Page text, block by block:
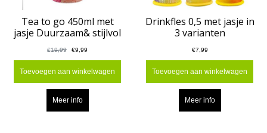
Tea to go 450ml met
jasje Duurzaam& stijlvol
€19,99 €9,99
Toevoegen aan winkelwagen
Meer info
Drinkfles 0,5 met jasje in
3 varianten
€7,99
Toevoegen aan winkelwagen
Meer info